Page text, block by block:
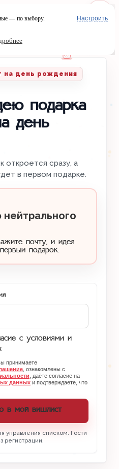
Войти
на день рождения
подарка
день
откроется сразу, а
в первом подарке.
почту, и идея
подарок.
с условиями и
принимаете
, ознакомлены с
, даёте согласие на
данных и подтверждаете, что
в мой вишлист
управления списком. Гости
регистрации.
Наш сайт
Настроить
— по выбору.